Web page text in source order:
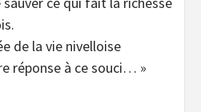
de la vie nivelloise
réponse à ce souci… »